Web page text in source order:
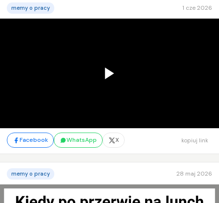
memy o pracy 1 cze 2026
Facebook WhatsApp X kopiuj link
memy o pracy 28 maj 2026